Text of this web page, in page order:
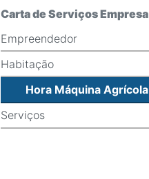
Carta de Serviços Empresa
Empreendedor
Habitação
Hora Máquina Agrícola
Serviços